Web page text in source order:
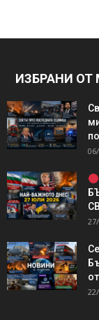
ИЗБРАНИ ОТ